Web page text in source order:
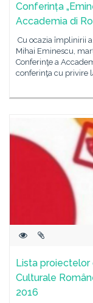
Conferința
Accademia di
Cu ocazia împlinirii
Mihai Eminescu,
Conferinţe a
conferinţa cu privire
Lista
Culturale
2016